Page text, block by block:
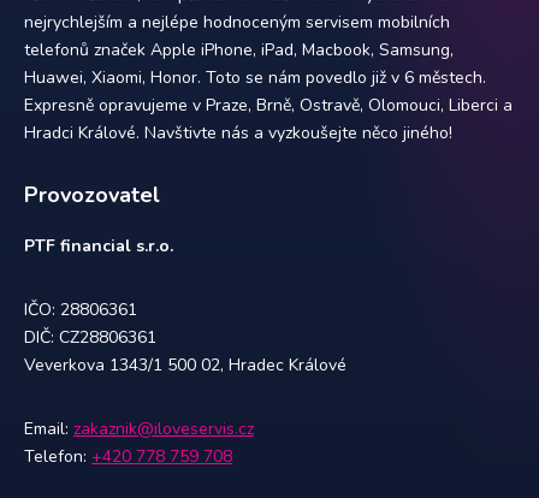
nejrychlejším a nejlépe hodnoceným servisem mobilních
telefonů značek Apple iPhone, iPad, Macbook, Samsung,
Huawei, Xiaomi, Honor. Toto se nám povedlo již v 6 městech.
Expresně opravujeme v Praze, Brně, Ostravě, Olomouci, Liberci a
Hradci Králové. Navštivte nás a vyzkoušejte něco jiného!
Provozovatel
PTF financial s.r.o.
IČO: 28806361
DIČ: CZ28806361
Veverkova 1343/1 500 02, Hradec Králové
Email: zakaznik@iloveservis.cz
Telefon: +420 778 759 708